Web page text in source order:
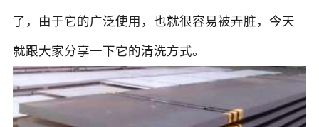
了，由于它的广泛使用，也就很容易被弄脏，今天
就跟大家分享一下它的清洗方式。